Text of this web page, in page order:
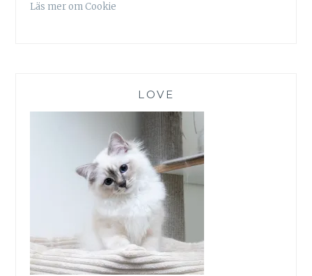
Läs mer om Cookie
LOVE